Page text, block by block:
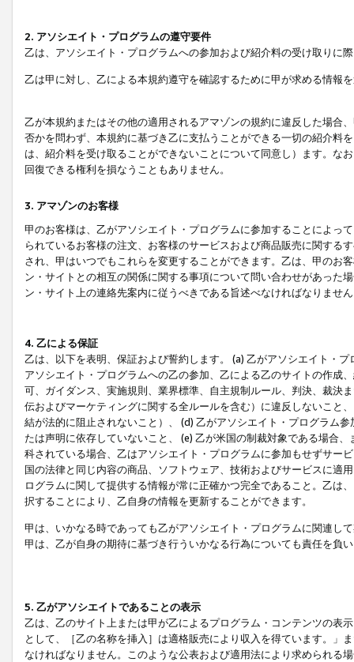
2. アソシエイト・プログラムの遵守要件
乙は、アソシエイト・プログラムへの参加および紹介料の受け取りに
乙は甲に対し、乙による本規約遵守を確認するために甲が求める情報
乙が本規約またはその他の適用されるアマゾンの規約に違反した場合
否かを問わず、本規約に基づき乙に支払うことができる一切の紹介料
は、紹介料を受け取ることができないことについて同意し）ます。な
回復できる権利を損なうこともありません。
3. アマゾンのお客様
甲のお客様は、乙がアソシエイト・プログラムに参加することによっ
られているお客様の注文、お客様のサービスおよび商品販売に関する
され、甲はいつでもこれらを変更することができます。乙は、甲のお
ン・サイトとの相互の関係に関する事項について問い合わせがあった
ン・サイト上の連絡先案内に従うべきである旨述べなければなりませ
4. 乙による保証
乙は、以下を表明、保証および誓約します。 (a) 乙がアソシエイト・
アソシエイト・プログラムへの乙の参加、乙による乙のサイトの作成
可、ガイダンス、実施規則、業界標準、自主規制ルール、判決、裁決
伝およびマーケティングに関する全ルールを含む）に違反しないこと
結が法的に阻止されないこと）、 (d) 乙がアソシエイト・プログラム
たは声明に依存していないこと、 (e) 乙が米国の制裁対象である場合
科されている場合、乙はアソシエイト・プログラムに参加もせずサー
国の法律と同じ内容の商品、ソフトウェア、技術およびサービスに適
ログラムに関して提供する情報が常に正確かつ完全であること。乙は
択することにより、乙自身の情報を更新することができます。
甲は、いかなる時であっても乙がアソシエイト・プログラムに関連し
甲は、乙が自身の期待に基づき行ういかなる行為についても責任を負
5. 乙がアソシエイトであることの表示
乙は、乙のサイト上または甲が乙によるプログラム・コンテンツの表
として、［乙の名称を挿入］は適格販売により収入を得ています。」
なければなりません。このような公表および適用法により求められる